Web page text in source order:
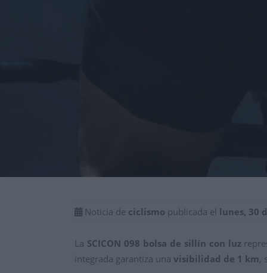
Noticia de ciclismo publicada el lunes, 30
La SCICON 098 bolsa de sillín con luz
integrada garantiza una visibilidad de 1 km,